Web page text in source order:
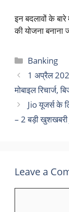
इन बदलावों के
की योजना बनाना
Categories
Banking
1 अप्रैल
मोबाइल रिचार्ज,
Jio यूजर्स के
– 2 बड़ी
Leave a